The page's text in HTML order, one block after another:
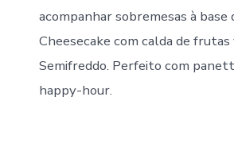
acompanhar sobremesas à base
Cheesecake com calda de
Semifreddo. Perfeito com
happy-hour.